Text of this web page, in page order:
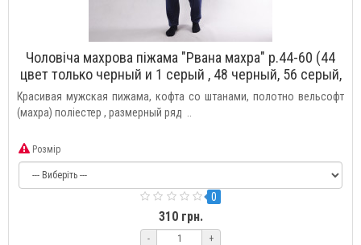
Чоловіча махрова піжама "Рвана махра" р.44-60 (44
цвет только черный и 1 серый , 48 черный, 56 серый,
60 серый светлый, )
Красивая мужская пижама, кофта со штанами, полотно вельсофт
(махра) поліестер , размерный ряд ..
Розмір
0
310 грн.
- +